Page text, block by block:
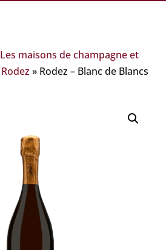
Les maisons de champagne et
Rodez » Rodez – Blanc de Blancs